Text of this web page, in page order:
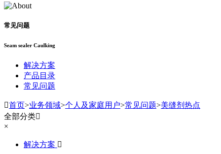
常见问题
Seam sealer Caulking
解决方案
产品目录
常见问题
首页>业务领域>个人及家庭用户>常见问题>美缝剂热点
全部分类
×
解决方案 